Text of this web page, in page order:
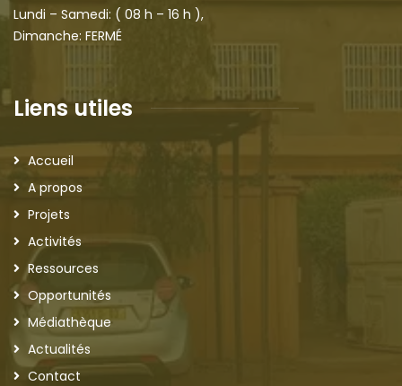
Lundi – Samedi: ( 08 h – 16 h ),
Dimanche: FERMÉ
Liens utiles
Accueil
A propos
Projets
Activités
Ressources
Opportunités
Médiathèque
Actualités
Contact